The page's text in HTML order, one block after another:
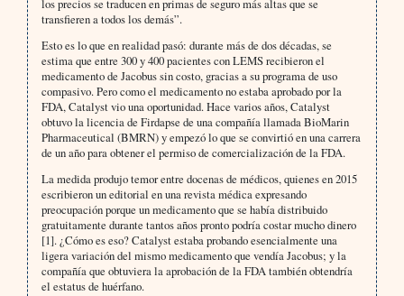
los precios se traducen en primas de seguro más altas que se
transfieren a todos los demás”.
Esto es lo que en realidad pasó: durante más de dos décadas, se
estima que entre 300 y 400 pacientes con LEMS recibieron el
medicamento de Jacobus sin costo, gracias a su programa de uso
compasivo. Pero como el medicamento no estaba aprobado por la
FDA, Catalyst vio una oportunidad. Hace varios años, Catalyst
obtuvo la licencia de Firdapse de una compañía llamada BioMarin
Pharmaceutical (BMRN) y empezó lo que se convirtió en una carrera
de un año para obtener el permiso de comercialización de la FDA.
La medida produjo temor entre docenas de médicos, quienes en 2015
escribieron un editorial en una revista médica expresando
preocupación porque un medicamento que se había distribuido
gratuitamente durante tantos años pronto podría costar mucho dinero
[1]. ¿Cómo es eso? Catalyst estaba probando esencialmente una
ligera variación del mismo medicamento que vendía Jacobus; y la
compañía que obtuviera la aprobación de la FDA también obtendría
el estatus de huérfano.